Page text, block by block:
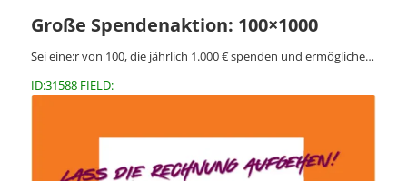
Große Spendenaktion: 100×1000
Sei eine:r von 100, die jährlich 1.000 € spenden und ermögliche…
ID:31588 FIELD: